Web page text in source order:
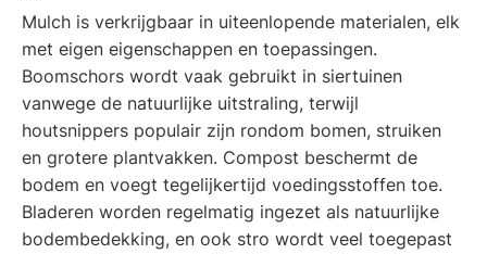
Mulch is verkrijgbaar in uiteenlopende materialen, elk
met eigen eigenschappen en toepassingen.
Boomschors wordt vaak gebruikt in siertuinen
vanwege de natuurlijke uitstraling, terwijl
houtsnippers populair zijn rondom bomen, struiken
en grotere plantvakken. Compost beschermt de
bodem en voegt tegelijkertijd voedingsstoffen toe.
Bladeren worden regelmatig ingezet als natuurlijke
bodembedekking, en ook stro wordt veel toegepast